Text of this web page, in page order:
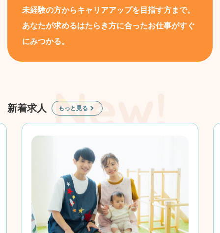
未経験の方からキャリアアップを目指す方まで。
あなたが求めるはたらき方に合ったお仕事がすぐ
にみつかる。
新着求人 もっと見る